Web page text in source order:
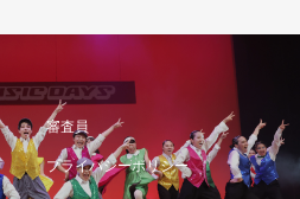
審査員
プライバシーポリシー